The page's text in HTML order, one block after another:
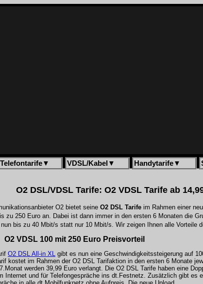
Telefontarife▼ VDSL/Kabel ▼ Handytarife▼
O2 DSL/VDSL Tarife: O2 VDSL Tarife ab
O2 bietet seine O2 DSL Tarife im Rahmen einer
zu 250 Euro an. Dabei ist dann immer in den ersten 6 Monaten die
bis zu 40 Mbit/s statt nur 10 Mbit/s. Wir zeigen Ihnen alle Vorteile
O2 VDSL 100 mit 250 Euro Preisvorteil
O2 DSL All-in XL gibt es nun eine Geschwindigkeitssteigerung auf
kostet im Rahmen der O2 DSL Tarifaktion in den ersten 6 Monate
werden 39,99 Euro verlangt. Die O2 DSL Tarife haben eine
Internet und für Telefongespräche ins dt.Festnetz. Zusätzlich gibt es